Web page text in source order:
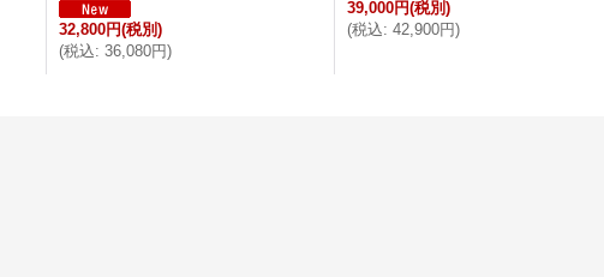
32,800円(税別)
(税込: 36,080円)
39,000円(税別)
(税込: 42,900円)